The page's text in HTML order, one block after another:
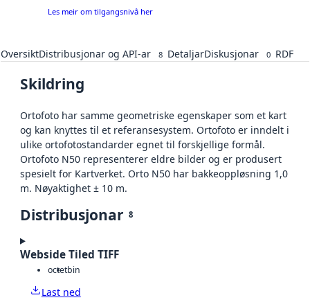
Les meir om tilgangsnivå her
OversiktDistribusjonar og API-ar 8 DetaljarDiskusjonar 0 RDF
Skildring
Ortofoto har samme geometriske egenskaper som et kart
og kan knyttes til et referansesystem. Ortofoto er inndelt i
ulike ortofotostandarder egnet til forskjellige formål.
Ortofoto N50 representerer eldre bilder og er produsert
spesielt for Kartverket. Orto N50 har bakkeoppløsning 1,0
m. Nøyaktighet ± 10 m.
Distribusjonar 8
Webside Tiled TIFF
octetbin
Last ned